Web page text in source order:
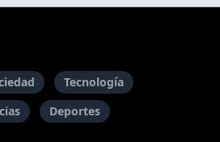
Tecnología
Deportes